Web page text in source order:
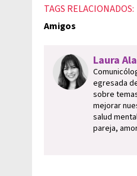
TAGS RELACIONADOS:
Amigos
Laura
egresada
sobre
mejorar
salud
pareja,